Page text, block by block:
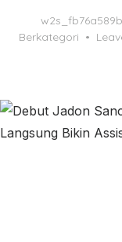
Berkategori